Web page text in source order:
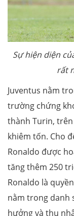
Sự hiện diện
rất
Juventus nằm
trường chứng
thành Turin,
khiêm tốn. Cho
Ronaldo được
tăng thêm 250
Ronaldo là
nằm trong danh
hưởng và thu